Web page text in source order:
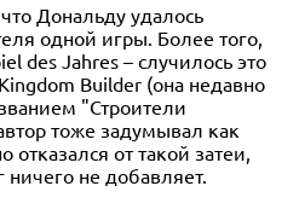
Дональду удалось
одной игры. Более того,
des Jahres – случилось это
Builder (она недавно
"Строители
тоже задумывал как
от такой затеи,
не добавляет.